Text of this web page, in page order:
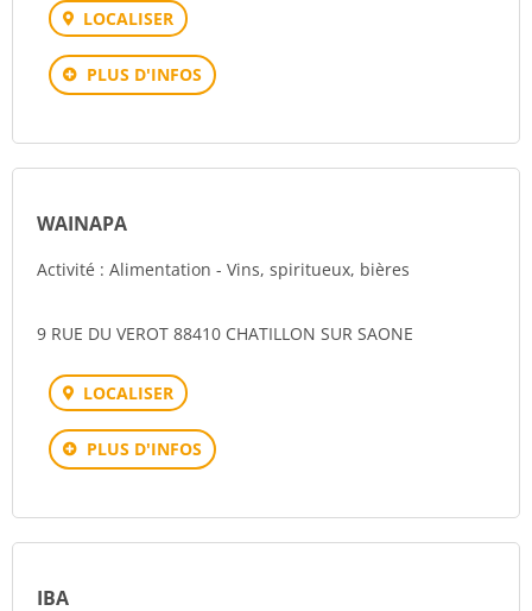
LOCALISER
PLUS D'INFOS
WAINAPA
Activité : Alimentation - Vins, spiritueux, bières
9 RUE DU VEROT 88410 CHATILLON SUR SAONE
LOCALISER
PLUS D'INFOS
IBA